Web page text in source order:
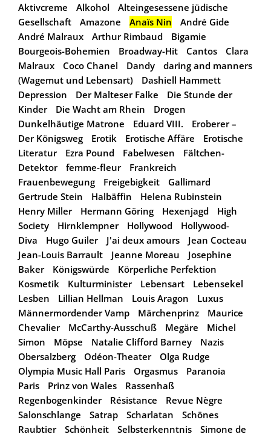
Aktivcreme
Alkohol
Alteingesessene jüdische
Gesellschaft
Amazone Anaïs Nin
André Gide
André Malraux
Arthur Rimbaud
Bigamie
Bourgeois-Bohemien
Broadway-Hit Cantos
Clara
Malraux
Coco Chanel Dandy
daring and manners
(Wagemut und Lebensart)
Dashiell Hammett
Depression
Der Malteser Falke
Die Stunde der
Kinder
Die Wacht am Rhein
Drogen
Dunkelhäutige Matrone
Eduard VIII.
Eroberer –
Der Königsweg
Erotik Erotische Affäre
Erotische
Literatur
Ezra Pound Fabelwesen
Fältchen-
Detektor
femme-fleur
Frankreich
Frauenbewegung
Freigebigkeit
Gallimard
Gertrude Stein
Halbäffin
Helena Rubinstein
Henry Miller
Hermann Göring Hexenjagd
High
Society
Hirnklempner Hollywood
Hollywood-
Diva
Hugo Guiler J'ai deux amours
Jean Cocteau
Jean-Louis Barrault
Jeanne Moreau
Josephine
Baker
Königswürde
Körperliche Perfektion
Kosmetik
Kulturminister Lebensart
Lebensekel
Lesben
Lillian Hellman Louis Aragon
Luxus
Männermordender Vamp
Märchenprinz
Maurice
Chevalier
McCarthy-Ausschuß Megäre
Michel
Simon
Möpse Natalie Clifford Barney
Nazis
Obersalzberg
Odéon-Theater
Olga Rudge
Olympia Music Hall Paris
Orgasmus
Paranoia
Paris
Prinz von Wales
Rassenhaß
Regenbogenkinder
Résistance
Revue Nègre
Salonschlange
Satrap Scharlatan
Schönes
Raubtier
Schönheit Selbsterkenntnis
Simone de